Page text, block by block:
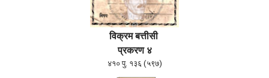
विक्रम बत्तीसी
प्रकरण ४
४१० पु. १३६ (५९७)